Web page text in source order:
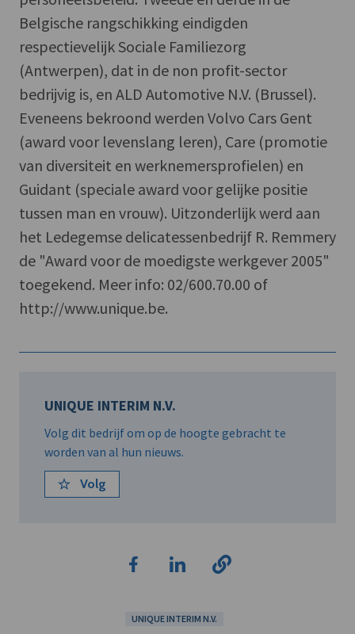
Belgische rangschikking eindigden
respectievelijk Sociale Familiezorg
(Antwerpen), dat in de non profit-sector
bedrijvig is, en ALD Automotive N.V. (Brussel).
Eveneens bekroond werden Volvo Cars Gent
(award voor levenslang leren), Care (promotie
van diversiteit en werknemersprofielen) en
Guidant (speciale award voor gelijke positie
tussen man en vrouw). Uitzonderlijk werd aan
het Ledegemse delicatessenbedrijf R. Remmery
de "Award voor de moedigste werkgever 2005"
toegekend. Meer info: 02/600.70.00 of
http://www.unique.be.
UNIQUE INTERIM N.V.
Volg dit bedrijf om op de hoogte gebracht te
worden van al hun nieuws.
Volg
UNIQUE INTERIM N.V.